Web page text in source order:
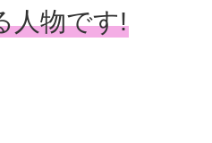
人物です!